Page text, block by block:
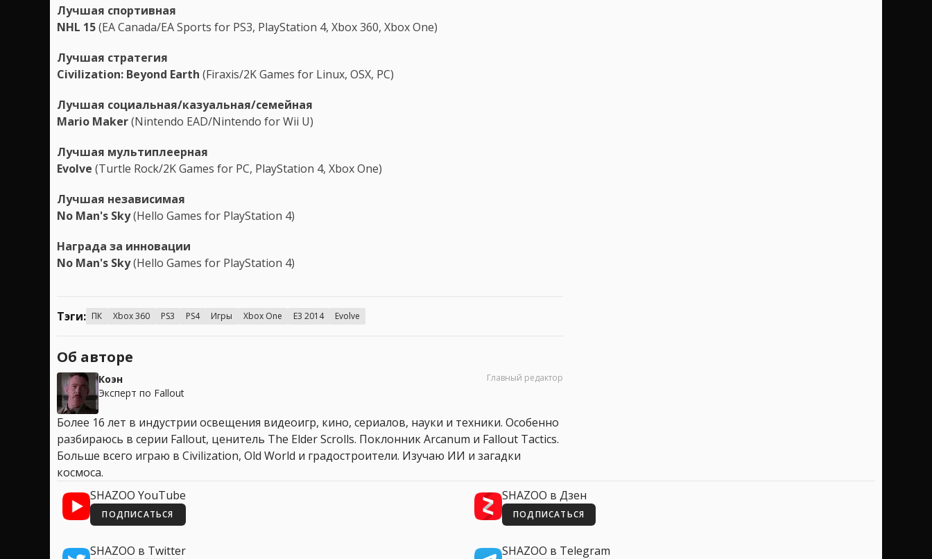
Лучшая спортивная
NHL 15(EA Canada/EA Sports for PS3, PlayStation 4, Xbox 360, Xbox One)
Лучшая стратегия
Civilization: Beyond Earth (Firaxis/2K Games for Linux, OSX, PC)
Лучшая социальная/казуальная/семейная
Mario Maker(Nintendo EAD/Nintendo for Wii U)
Лучшая мультиплеерная
Evolve (Turtle Rock/2K Games for PC, PlayStation 4, Xbox One)
Лучшая независимая
No Man's Sky(Hello Games for PlayStation 4)
Награда за инновации
No Man's Sky(Hello Games for PlayStation 4)
Тэги: ПК Xbox 360 PS3 PS4 Игры Xbox One E3 2014 Evolve
Об авторе
Коэн
Эксперт по Fallout
Главный редактор
Более 16 лет в индустрии освещения видеоигр, кино, сериалов, науки и техники. Особенно
разбираюсь в серии Fallout, ценитель The Elder Scrolls. Поклонник Arcanum и Fallout Tactics.
Больше всего играю в Civilization, Old World и градостроители. Изучаю ИИ и загадки
космоса.
SHAZOO YouTube
ПОДПИСАТЬСЯ
SHAZOO в Дзен
ПОДПИСАТЬСЯ
SHAZOO в Twitter SHAZOO в Telegram